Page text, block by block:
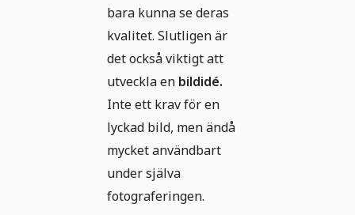
bara kunna se deras
kvalitet. Slutligen är
det också viktigt att
utveckla en bildidé.
Inte ett krav för en
lyckad bild, men ändå
mycket användbart
under själva
fotograferingen.